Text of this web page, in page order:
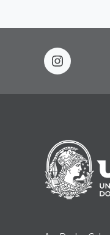
instagram